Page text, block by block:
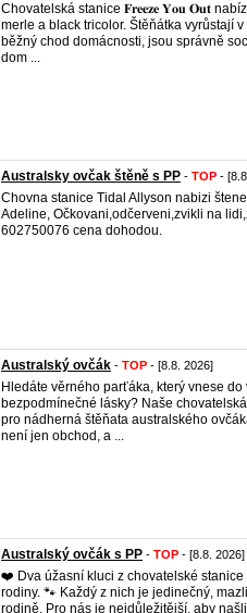
Chovatelská stanice 𝐅𝐫𝐞𝐞𝐳𝐞 𝐘𝐨𝐮 𝐎𝐮𝐭
merle a black tricolor. Štěňátka vyrůstají
běžný chod domácnosti, jsou správně
dom ...
Australsky ovčak štěně s PP - TOP -
Chovna stanice Tidal Allyson nabizi
Adeline, Očkovani,odčerveni,zvikli na
602750076 cena dohodou.
Australský ovčák - TOP - [8.8. 2026]
Hledáte věrného parťáka, který vnese
bezpodmínečné lásky? Naše
pro nádherná štěňata australského
není jen obchod, a ...
Australský ovčák s PP - TOP - [8.8. 2026]
❤️ Dva úžasní kluci z chovatelské
rodiny. 🐾 Každý z nich je jedinečný,
rodině. Pro nás je nejdůležitější, aby